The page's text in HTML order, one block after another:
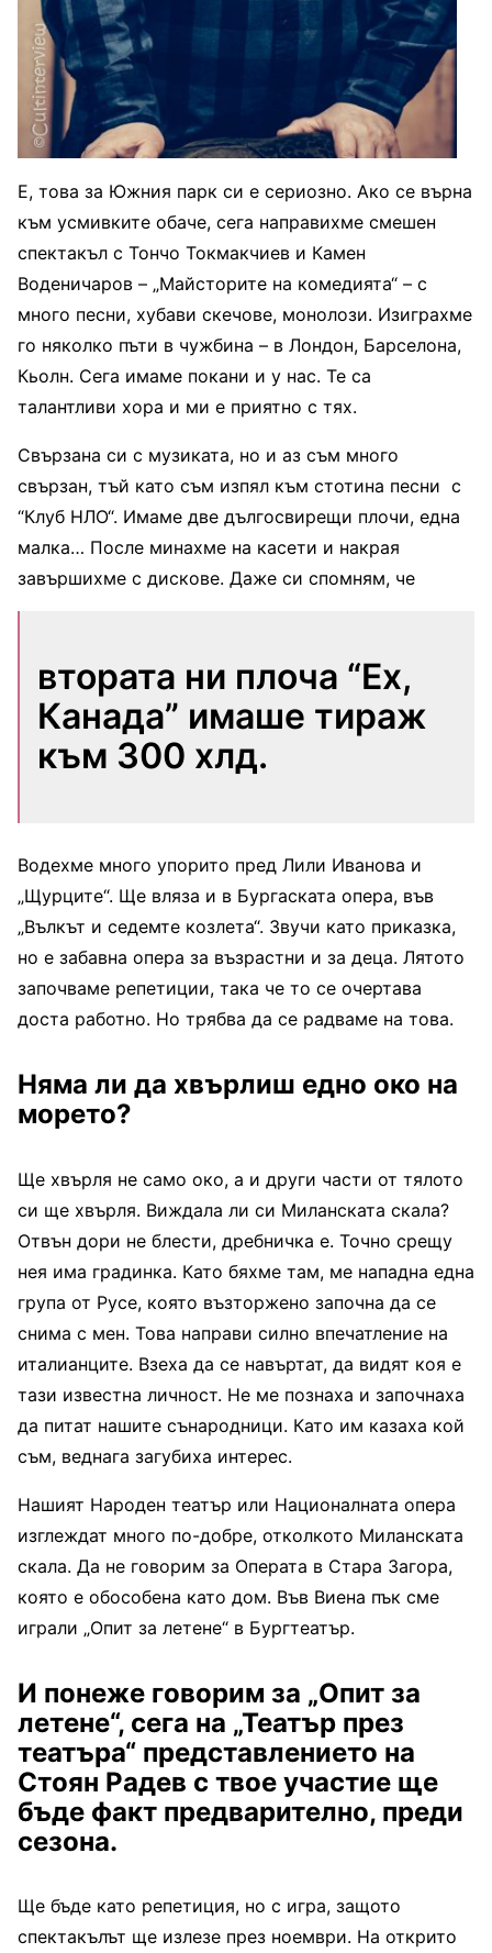
Е, това за Южния парк си е сериозно. Ако се върна
към усмивките обаче, сега направихме смешен
спектакъл с Тончо Токмакчиев и Камен
Воденичаров – „Майсторите на комедията“ – с
много песни, хубави скечове, монолози. Изиграхме
го няколко пъти в чужбина – в Лондон, Барселона,
Кьолн. Сега имаме покани и у нас. Те са
талантливи хора и ми е приятно с тях.
Свързана си с музиката, но и аз съм много
свързан, тъй като съм изпял към стотина песни с
“Клуб НЛО“. Имаме две дългосвирещи плочи, една
малка… После минахме на касети и накрая
завършихме с дискове. Даже си спомням, че
втората ни плоча “Ех,
Канада” имаше тираж
към 300 хлд.
Водехме много упорито пред Лили Иванова и
„Щурците“. Ще вляза и в Бургаската опера, във
„Вълкът и седемте козлета“. Звучи като приказка,
но е забавна опера за възрастни и за деца. Лятото
започваме репетиции, така че то се очертава
доста работно. Но трябва да се радваме на това.
Няма ли да хвърлиш едно око на
морето?
Ще хвърля не само око, а и други части от тялото
си ще хвърля. Виждала ли си Миланската скала?
Отвън дори не блести, дребничка е. Точно срещу
нея има градинка. Като бяхме там, ме нападна една
група от Русе, която възторжено започна да се
снима с мен. Това направи силно впечатление на
италианците. Взеха да се навъртат, да видят коя е
тази известна личност. Не ме познаха и започнаха
да питат нашите сънародници. Като им казаха кой
съм, веднага загубиха интерес.
Нашият Народен театър или Националната опера
изглеждат много по-добре, отколкото Миланската
скала. Да не говорим за Операта в Стара Загора,
която е обособена като дом. Във Виена пък сме
играли „Опит за летене“ в Бургтеатър.
И понеже говорим за „Опит за
летене“, сега на „Театър през
театъра“ представлението на
Стоян Радев с твое участие ще
бъде факт предварително, преди
сезона.
Ще бъде като репетиция, но с игра, защото
спектакълът ще излезе през ноември. На открито